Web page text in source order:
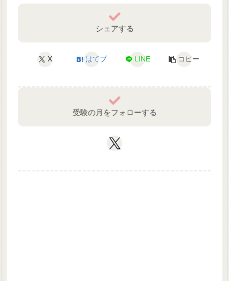
シェアする
X はてブ LINE コピー
受験の月をフォローする